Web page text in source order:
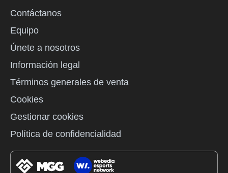
Contáctanos
Equipo
Únete a nosotros
Información legal
Términos generales de venta
Cookies
Gestionar cookies
Política de confidencialidad